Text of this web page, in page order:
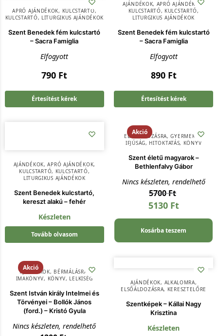
APRÓ AJÁNDÉKOK, KULCSTARTÓ,
KULCSTARTÓ, LITURGIKUS AJÁNDÉKOK
Szent Benedek fém kulcstartó
– Sacra Famiglia
Elfogyott
790 Ft
Értesítést kérek
AJÁNDÉKOK, APRÓ AJÁNDÉKOK,
KULCSTARTÓ, KULCSTARTÓ,
LITURGIKUS AJÁNDÉKOK
Szent Benedek fém kulcstartó
– Sacra Famiglia
Elfogyott
890 Ft
Értesítést kérek
AJÁNDÉKOK,APRÓ AJÁNDÉKOK,
KULCSTARTÓ, KULCSTARTÓ,
LITURGIKUS AJÁNDÉKOK
Szent Benedek kulcstartó,
kereszt alakú – fehér
Készleten
Tovább olvasom
Akció
ELSŐÁLDOZÁSRA,GYERMEK ÉS
IFJÚSÁG, HITOKTATÁS, KÖNYV
Szent életű magyarok –
Bethlenfalvy Gábor
Nincs készleten, rendelhető
5700Ft
5130 Ft
Kosárba teszem
Akció
AJÁNDÉKOK, BÉRMÁLÁSRA ,
IMAKÖNYV, KÖNYV, LELKISÉG
Szent István király Intelmei és
Törvényei – Bollók János
(ford.) – Kristó Gyula
Nincs készleten, rendelhető
AJÁNDÉKOK, ALKALOMRA,
ELSŐÁLDOZÁSRA, KERESZTELŐRE
Szentképek – Kállai Nagy
Krisztina
Készleten